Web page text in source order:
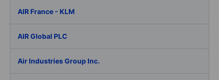
AIR France - KLM
AIR Global PLC
Air Industries Group Inc.